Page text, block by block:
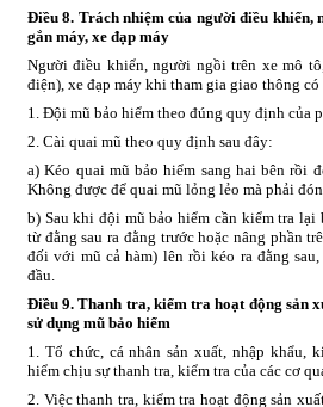
Điều 8. Trách nhiệmcủa người điều khiển,
gắn máy, xe đạp máy
Người điều khiển, người ngồi trên xe mô
điện), xe đạp máy khi tham gia giao thông có
1. Đội mũ bảo hiểm theo đúng quy định của
2. Cài quai mũ theo quy định sau đây:
a) Kéo quai mũ bảo hiểm sang hai bên rồi
Không được để quai mũ lỏng lẻo mà phải
b) Sau khi đội mũ bảo hiểm cần kiểm tra lại
từ đằng sau ra đằng trước hoặc nâng phần
đối với mũ cả hàm) lên rồi kéo ra đằng
đầu.
Điều 9. Thanh tra, kiểm tra hoạt động sản
sử dụng mũ bảo hiểm
1. Tổ chức, cá nhân sản xuất, nhập khẩu,
hiểm chịu sự thanh tra, kiểm tra của các cơ
2. Việc thanh tra, kiểm tra hoạt động sản